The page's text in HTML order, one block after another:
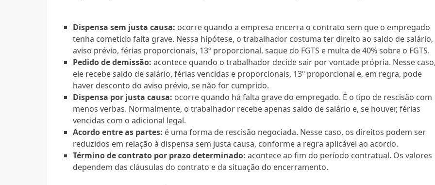
Dispensa sem justa causa: ocorre quando a empresa encerra o contrato sem que o empregado
tenha cometido falta grave. Nessa hipótese, o trabalhador costuma ter direito ao saldo de salário,
aviso prévio, férias proporcionais, 13º proporcional, saque do FGTS e multa de 40% sobre o FGTS.
Pedido de demissão: acontece quando o trabalhador decide sair por vontade própria. Nesse
ele recebe saldo de salário, férias vencidas e proporcionais, 13º proporcional e, em regra, pode
haver desconto do aviso prévio, se não for cumprido.
Dispensa por justa causa: ocorre quando há falta grave do empregado. É o tipo de rescisão com
menos verbas. Normalmente, o trabalhador recebe apenas saldo de salário e, se houver, férias
vencidas com o adicional legal.
Acordo entre as partes: é uma forma de rescisão negociada. Nesse caso, os direitos podem ser
reduzidos em relação à dispensa sem justa causa, conforme a regra aplicável ao acordo.
Término de contrato por prazo determinado: acontece ao fim do período contratual. Os valores
dependem das cláusulas do contrato e da situação do encerramento.